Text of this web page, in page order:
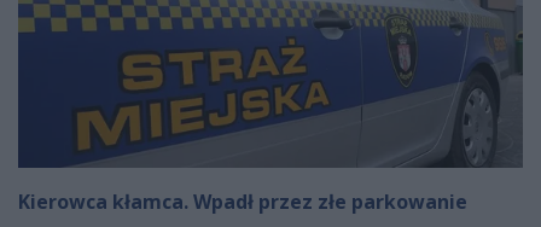
Kierowca kłamca. Wpadł przez złe parkowanie